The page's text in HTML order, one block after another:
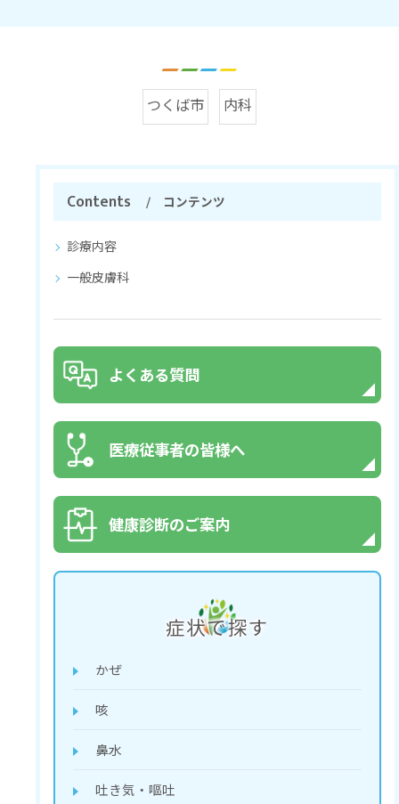
つくば市 内科
Contents コンテンツ
診療内容
一般皮膚科
よくある質問
医療従事者の皆様へ
健康診断のご案内
症状で探す
かぜ
咳
鼻水
吐き気・嘔吐